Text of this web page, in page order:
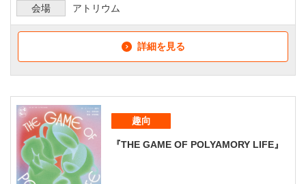
会場
アトリウム
詳細を見る
趣向
『THE GAME OF POLYAMORY LIFE』